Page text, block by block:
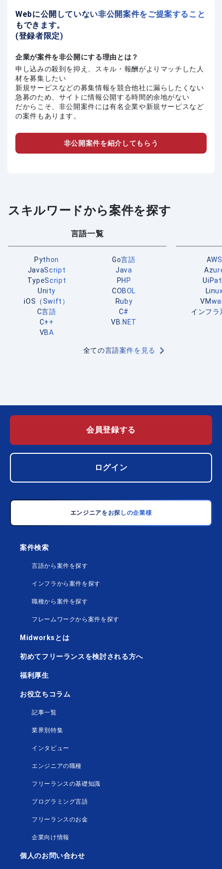
Webに公開していない非公開案件をご提案すること
もできます。
(登録者限定)
企業が案件を非公開にする理由とは？
申し込みの殺到を抑え、スキル・報酬がよりマッチした人
材を募集したい
新規サービスなどの募集情報を競合他社に漏らしたくない
急募のため、サイトに情報公開する時間的余地がない
だからこそ、非公開案件には有名企業や新規サービスなど
の案件もあります。
非公開案件を紹介してもらう
スキルワードから案件を探す
言語一覧
Python
Go言語
JavaScript
Java
TypeScript
PHP
Unity
COBOL
iOS（Swift）
Ruby
C言語
C#
C++
VB.NET
VBA
全ての言語案件を見る
AWS
インフラ
会員登録する
ログイン
エンジニアをお探しの企業様
案件検索
言語から案件を探す
インフラから案件を探す
職種から案件を探す
フレームワークから案件を探す
Midworksとは
初めてフリーランスを検討される方へ
福利厚生
お役立ちコラム
記事一覧
業界別特集
インタビュー
エンジニアの職種
フリーランスの基礎知識
プログラミング言語
フリーランスのお金
企業向け情報
個人のお問い合わせ